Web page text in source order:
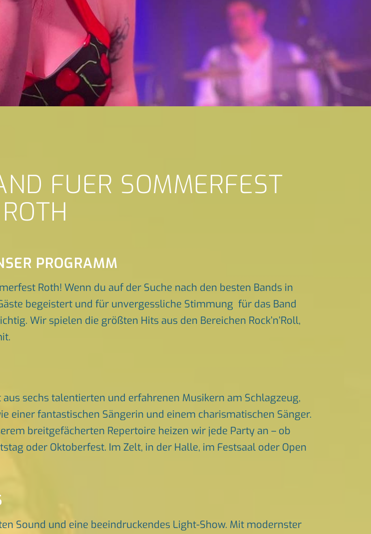
FUER SOMMERFEST
ROTH
PROGRAMM
Roth! Wenn du auf der Suche nach den besten Bands in
begeistert und für unvergessliche Stimmung für das Band
Wir spielen die größten Hits aus den Bereichen Rock’n’Roll,
sechs talentierten und erfahrenen Musikern am Schlagzeug,
einer fantastischen Sängerin und einem charismatischen Sänger.
breitgefächerten Repertoire heizen wir jede Party an – ob
oder Oktoberfest. Im Zelt, in der Halle, im Festsaal oder Open
Sound und eine beeindruckendes Light-Show. Mit modernster